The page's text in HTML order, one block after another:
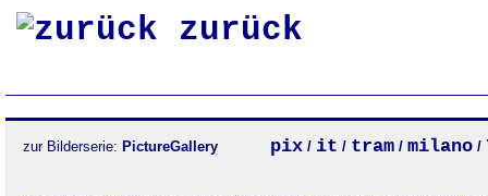
zurück
zur Bilderserie: PictureGallery pix / it / tram / milano /